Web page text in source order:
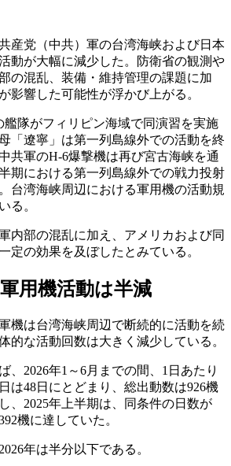
産党（中共）軍の台湾海峡および日本
動が大幅に減少した。防衛省の観測や
の混乱、装備・維持管理の課題に加
影響した可能性が浮かび上がる。
艦隊がフィリピン海域で同演習を実施
「遼寧」は第一列島線外での活動を終
共軍のH-6爆撃機は再び宮古海峡を通
期における第一列島線外での戦力投射
台湾海峡周辺における軍用機の活動規
る。
内部の混乱に加え、アメリカおよび同
定の効果を及ぼしたとみている。
用機活動は半減
機は台湾海峡周辺で断続的に活動を続
的な活動回数は大きく減少している。
、2026年1～6月までの間、1日あたり
は48日にとどまり、総出動数は926機
、2025年上半期は、同条件の日数が
機に達していた。
年は半分以下である。